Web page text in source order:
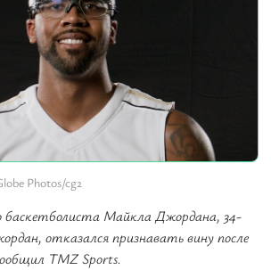
Photos/cg2
баскетболиста Майкла Джордана, 34-
отказался признавать вину после
TMZ Sports.